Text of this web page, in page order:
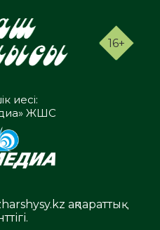
16+
иесі:
ЖШС
ақпараттық